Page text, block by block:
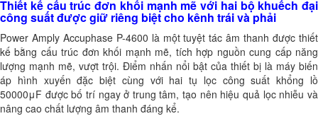
Thiết kế cấu trúc đơn khối mạnh mẽ với hai bộ khuếch đại
công suất được giữ riêng biệt cho kênh trái và phải
Power Amply Accuphase P-4600 là một tuyệt tác âm thanh được thiết
kế bằng cấu trúc đơn khối mạnh mẽ, tích hợp nguồn cung cấp năng
lượng mạnh mẽ, vượt trội. Điểm nhấn nổi bật của thiết bị là máy biến
áp hình xuyến đặc biệt cùng với hai tụ lọc công suất khổng lồ
50000μF được bố trí ngay ở trung tâm, tạo nên hiệu quả lọc nhiễu và
nâng cao chất lượng âm thanh đáng kể.